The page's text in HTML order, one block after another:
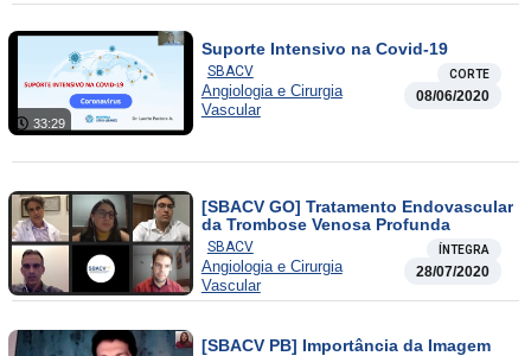
33:29
Suporte Intensivo na Covid-19
SBACV CORTE
Angiologia e Cirurgia
Vascular
08/06/2020
[SBACV GO] Tratamento Endovascular
da Trombose Venosa Profunda
SBACV ÍNTEGRA
Angiologia e Cirurgia
Vascular
28/07/2020
[SBACV PB] Importância da Imagem